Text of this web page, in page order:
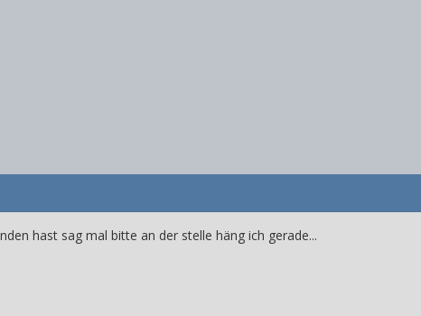
hast sag mal bitte an der stelle häng ich gerade...